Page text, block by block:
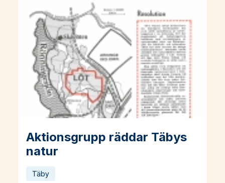
Aktionsgrupp räddar Täbys
natur
Läs mer om Aktionsgrupp räddar Täbys natur
Täby